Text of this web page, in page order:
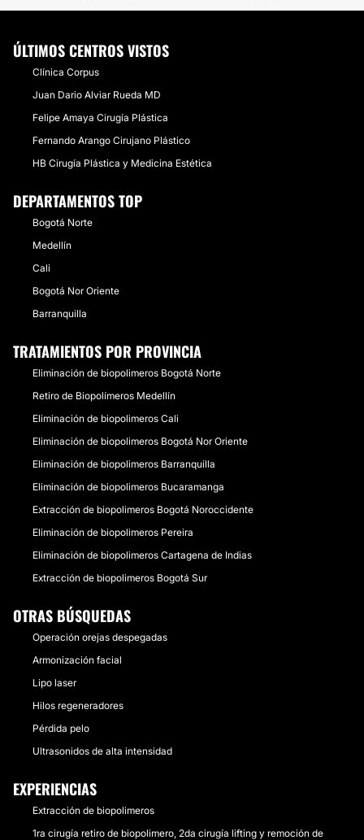
ÚLTIMOS CENTROS VISTOS
Clínica Corpus
Juan Dario Alviar Rueda MD
Felipe Amaya Cirugía Plástica
Fernando Arango Cirujano Plástico
HB Cirugía Plástica y Medicina Estética
DEPARTAMENTOS TOP
Bogotá Norte
Medellín
Cali
Bogotá Nor Oriente
Barranquilla
TRATAMIENTOS POR PROVINCIA
Eliminación de biopolimeros Bogotá Norte
Retiro de Biopolímeros Medellín
Eliminación de biopolimeros Cali
Eliminación de biopolimeros Bogotá Nor Oriente
Eliminación de biopolimeros Barranquilla
Eliminación de biopolimeros Bucaramanga
Extracción de biopolimeros Bogotá Noroccidente
Eliminación de biopolimeros Pereira
Eliminación de biopolimeros Cartagena de Indias
Extracción de biopolimeros Bogotá Sur
OTRAS BÚSQUEDAS
Operación orejas despegadas
Armonización facial
Lipo laser
Hilos regeneradores
Pérdida pelo
Ultrasonidos de alta intensidad
EXPERIENCIAS
Extracción de biopolimeros
1ra cirugía retiro de biopolimero, 2da cirugía lifting y remoción de